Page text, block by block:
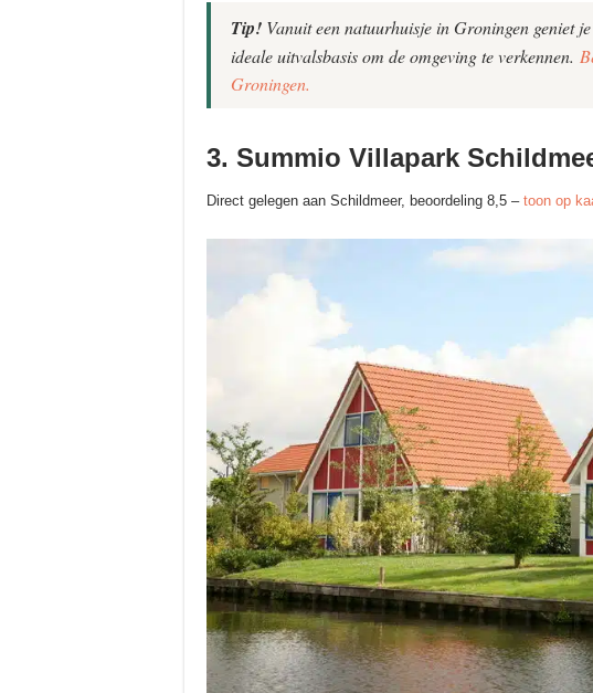
Tip! Vanuit een natuurhuisje in Groningen geniet
ideale uitvalsbasis om de omgeving te verkennen.
Groningen.
3. Summio Villapark
Direct gelegen aan Schildmeer, beoordeling 8,5 – toon op